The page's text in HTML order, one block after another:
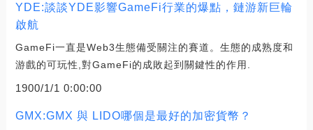
YDE:談談YDE影響GameFi行業的爆點，鏈游新巨輪
啟航
GameFi一直是Web3生態備受關注的賽道。生態的成熟度和
游戲的可玩性,對GameFi的成敗起到關鍵性的作用.
1900/1/1 0:00:00
GMX:GMX 與 LIDO哪個是最好的加密貨幣？